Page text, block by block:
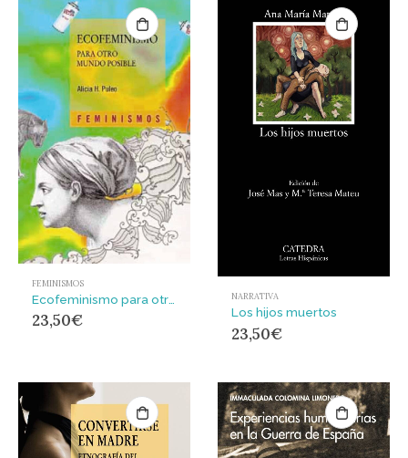
FEMINISMOS
23,50€
NARRATIVA
Los hijos muertos
23,50€